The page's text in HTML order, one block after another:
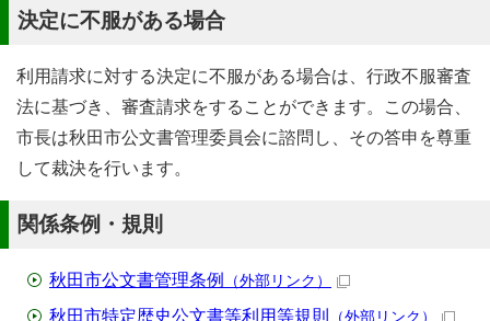
決定に不服がある場合
利用請求に対する決定に不服がある場合は、行政不服審査
法に基づき、審査請求をすることができます。この場合、
市長は秋田市公文書管理委員会に諮問し、その答申を尊重
して裁決を行います。
関係条例・規則
秋田市公文書管理条例 （外部リンク）
秋田市特定歴史公文書等利用等規則 （外部リンク）